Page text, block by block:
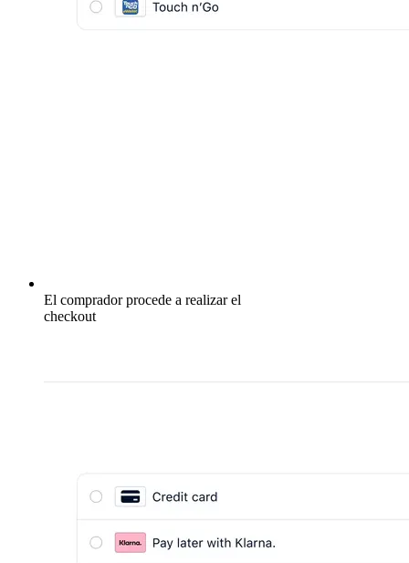
El comprador procede a realizar el
checkout